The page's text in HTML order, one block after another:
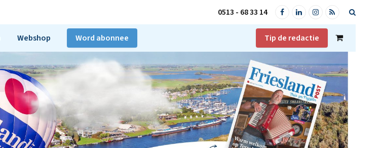
0513 - 68 33 14 FacebookLinkedInInstagram
RSS
Webshop Word abonnee Tip de redactie
Shopping
Cart